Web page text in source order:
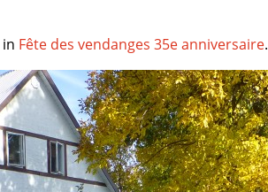
in Fête des vendanges 35e anniversaire.